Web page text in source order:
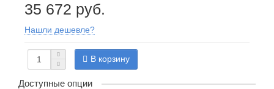
35 672 руб.
Нашли дешевле?
В корзину
Доступные опции